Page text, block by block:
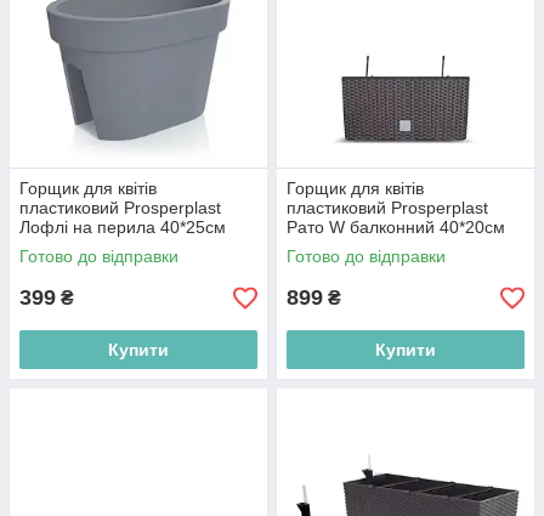
Горщик для квітів
пластиковий Prosperplast
Лофлі на перила 40*25см
сірий DLOFR400-405U
Готово до відправки
399 ₴
Купити
Горщик для квітів
пластиковий Prosperplast
Рато W балконний 40*20см
12л коричневий DRC400W-
440U
Готово до відправки
899 ₴
Купити